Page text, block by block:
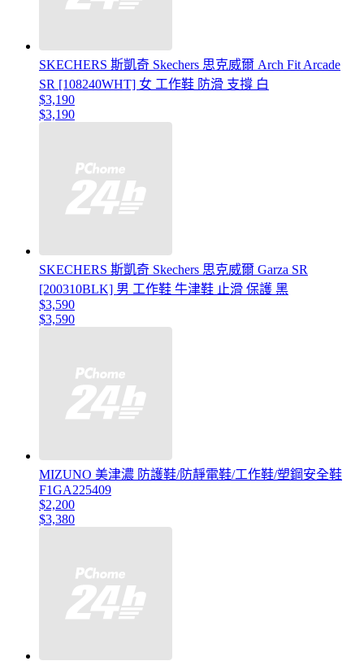
SKECHERS 斯凱奇 Skechers 思克威爾 Arch Fit Arcade
SR [108240WHT] 女 工作鞋 防滑 支撐 白
$3,190
$3,190
SKECHERS 斯凱奇 Skechers 思克威爾 Garza SR
[200310BLK] 男 工作鞋 牛津鞋 止滑 保護 黑
$3,590
$3,590
MIZUNO 美津濃 防護鞋/防靜電鞋/工作鞋/塑鋼安全鞋
F1GA225409
$2,200
$3,380